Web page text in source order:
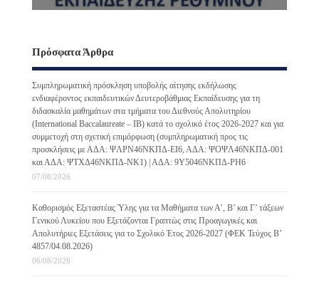
Πρόσφατα Άρθρα
Συμπληρωματική πρόσκληση υποβολής αίτησης εκδήλωσης
ενδιαφέροντος εκπαιδευτικών Δευτεροβάθμιας Εκπαίδευσης για τη
διδασκαλία μαθημάτων στα τμήματα του Διεθνούς Απολυτηρίου
(International Baccalaureate – IB) κατά το σχολικό έτος 2026-2027 και για
συμμετοχή στη σχετική επιμόρφωση (συμπληρωματική προς τις
προσκλήσεις με ΑΔΑ: ΨΛΡΝ46ΝΚΠΔ-ΕΙ6, ΑΔΑ: ΨΟΨΛ46ΝΚΠΔ-001
και ΑΔΑ: ΨΤΧΔ46ΝΚΠΔ-ΝΚ1) | ΑΔΑ: 9Υ5046ΝΚΠΔ-ΡΗ6
07/08/2026
Καθορισμός Εξεταστέας Ύλης για τα Μαθήματα των Α’, Β’ και Γ’ τάξεων
Γενικού Λυκείου που Εξετάζονται Γραπτώς στις Προαγωγικές και
Απολυτήριες Εξετάσεις για το Σχολικό Έτος 2026-2027 (ΦΕΚ Τεύχος B’
4857/04.08.2026)
06/08/2026